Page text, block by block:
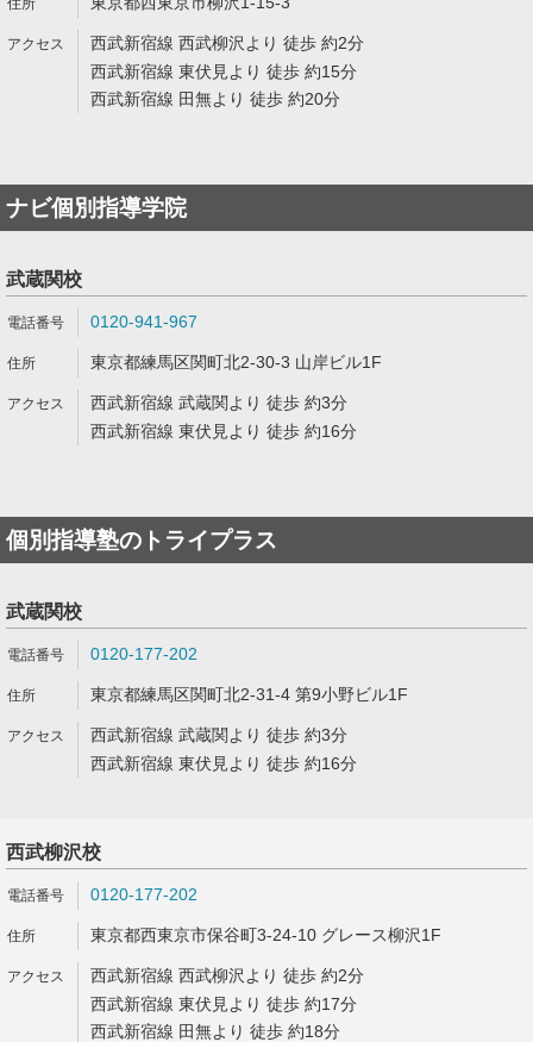
西武新宿線 西武柳沢より 徒歩 約2分
西武新宿線 東伏見より 徒歩 約15分
西武新宿線 田無より 徒歩 約20分
ナビ個別指導学院
武蔵関校
0120-941-967
東京都練馬区関町北2-30-3 山岸ビル1F
西武新宿線 武蔵関より 徒歩 約3分
西武新宿線 東伏見より 徒歩 約16分
個別指導塾のトライプラス
武蔵関校
0120-177-202
東京都練馬区関町北2-31-4 第9小野ビル1F
西武新宿線 武蔵関より 徒歩 約3分
西武新宿線 東伏見より 徒歩 約16分
西武柳沢校
0120-177-202
東京都西東京市保谷町3-24-10 グレース柳沢1F
西武新宿線 西武柳沢より 徒歩 約2分
西武新宿線 東伏見より 徒歩 約17分
西武新宿線 田無より 徒歩 約18分